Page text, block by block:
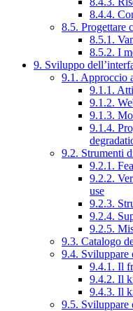
8.4.4.
8.5. Progettare
8.5.1.
8.5.2. I
9. Sviluppo
9.1. Approccio
9.1.1.
9.1.2.
9.1.3.
9.1.4.
9.2. Strumenti
9.2.1.
9.2.2.
use
9.2.3.
9.2.4.
9.2.5.
9.3. Catalogo
9.4. Sviluppare
9.4.1. Il
9.4.2. Il
9.4.3. Il
9.5. Sviluppare